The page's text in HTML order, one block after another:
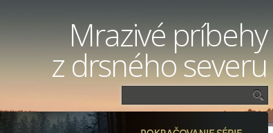
Mrazivé príbehy
z drsného severu